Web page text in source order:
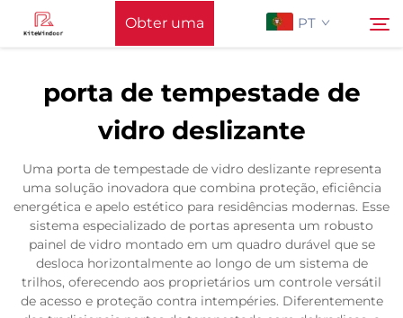
Obter uma PT
Página Inicial
Apoiar
Produtos
Aplicação
Pesquisar
porta de tempestade de
vidro deslizante
Uma porta de tempestade de vidro deslizante representa
uma solução inovadora que combina proteção, eficiência
energética e apelo estético para residências modernas. Esse
sistema especializado de portas apresenta um robusto
painel de vidro montado em um quadro durável que se
desloca horizontalmente ao longo de um sistema de
trilhos, oferecendo aos proprietários um controle versátil
de acesso e proteção contra intempéries. Diferentemente